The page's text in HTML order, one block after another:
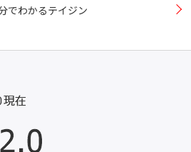
でわかるテイジン